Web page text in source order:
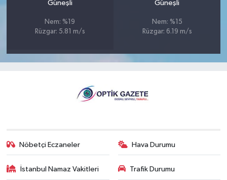
Güneşli
Nem: %19
Rüzgar: 5.81 m/s
Güneşli
Nem: %15
Rüzgar: 6.19 m/s
Nöbetçi Eczaneler Hava Durumu
İstanbul Namaz Vakitleri Trafik Durumu